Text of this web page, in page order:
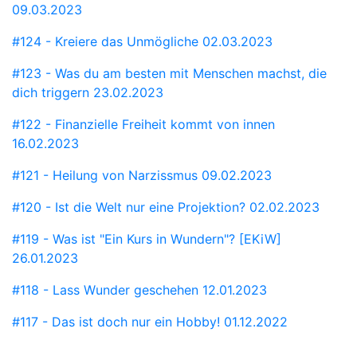
09.03.2023
#124 - Kreiere das Unmögliche 02.03.2023
#123 - Was du am besten mit Menschen machst, die
dich triggern 23.02.2023
#122 - Finanzielle Freiheit kommt von innen
16.02.2023
#121 - Heilung von Narzissmus 09.02.2023
#120 - Ist die Welt nur eine Projektion? 02.02.2023
#119 - Was ist "Ein Kurs in Wundern"? [EKiW]
26.01.2023
#118 - Lass Wunder geschehen 12.01.2023
#117 - Das ist doch nur ein Hobby! 01.12.2022